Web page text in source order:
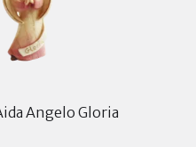
Angelo Gloria